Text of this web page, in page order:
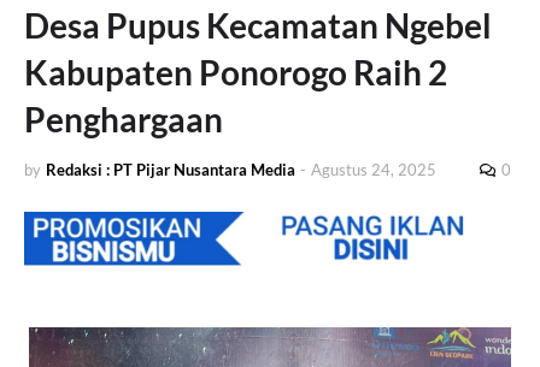
Desa Pupus Kecamatan Ngebel
Kabupaten Ponorogo Raih 2
Penghargaan
by Redaksi : PT Pijar Nusantara Media - Agustus 24, 2025 0